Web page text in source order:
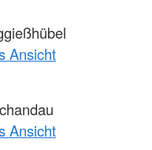
Ansicht
Ansicht